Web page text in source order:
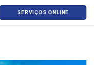
SERVIÇOS ONLINE